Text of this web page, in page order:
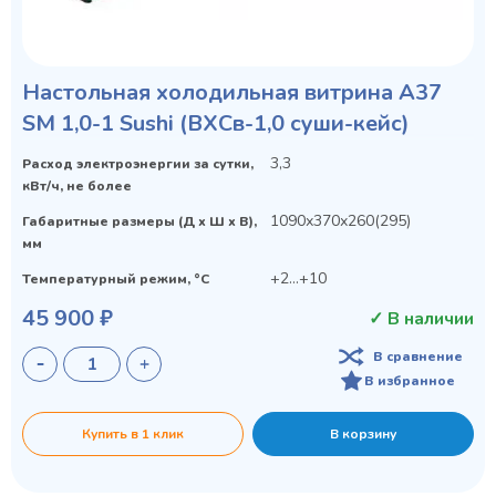
Настольная холодильная витрина A37
SM 1,0-1 Sushi (ВХСв-1,0 суши-кейс)
Расход электроэнергии за сутки,
кВт/ч, не более
3,3
Габаритные размеры (Д х Ш х В),
мм
1090х370х260(295)
Температурный режим, °C +2...+10
45 900 ₽ ✓ В наличии
В сравнение
В избранное
Купить в 1 клик В корзину